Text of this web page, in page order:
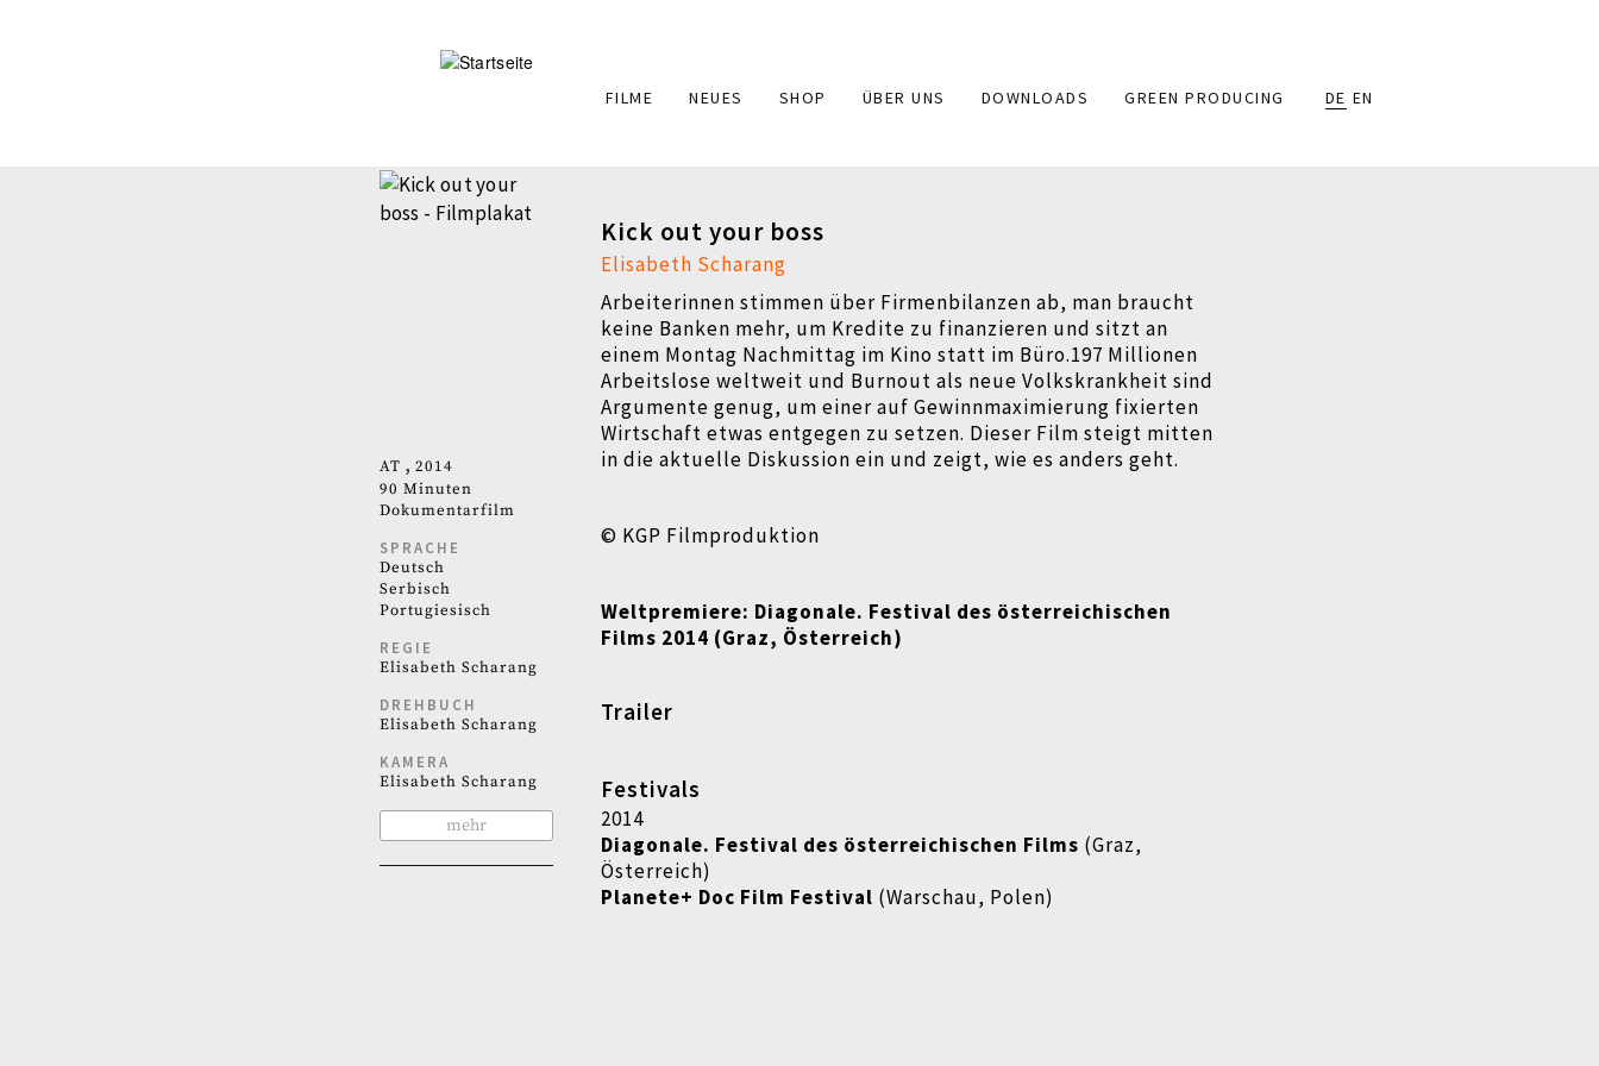
Main
FILME NEUES SHOP ÜBER UNS DOWNLOADS GREEN PRODUCING DE EN
AT
2014
90 Minuten
Dokumentarfilm
SPRACHE
Deutsch
Serbisch
Portugiesisch
REGIE
Elisabeth Scharang
DREHBUCH
Elisabeth Scharang
KAMERA
Elisabeth Scharang
mehr
Kick out your boss
Elisabeth Scharang
Arbeiterinnen stimmen über Firmenbilanzen ab, man braucht
keine Banken mehr, um Kredite zu finanzieren und sitzt an
einem Montag Nachmittag im Kino statt im Büro.197 Millionen
Arbeitslose weltweit und Burnout als neue Volkskrankheit sind
Argumente genug, um einer auf Gewinnmaximierung fixierten
Wirtschaft etwas entgegen zu setzen. Dieser Film steigt mitten
in die aktuelle Diskussion ein und zeigt, wie es anders geht.
© KGP Filmproduktion
Weltpremiere: Diagonale. Festival des österreichischen
Films 2014 (Graz, Österreich)
Trailer
Festivals
2014
Diagonale. Festival des österreichischen Films (Graz,
Österreich)
Planete+ Doc Film Festival (Warschau, Polen)